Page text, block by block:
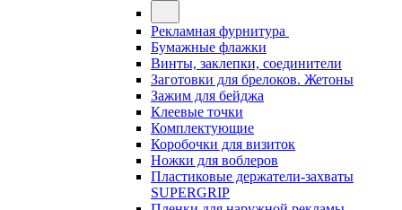
Рекламная фурнитура
Бумажные флажки
Винты, заклепки, соединители
Заготовки для брелоков. Жетоны
Зажим для бейджа
Клеевые точки
Комплектующие
Коробочки для визиток
Ножки для воблеров
Пластиковые держатели-захваты
SUPERGRIP